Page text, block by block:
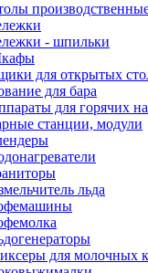
- шпильки
для открытых
для бара
для горячих
станции, модули
льда
для молочных